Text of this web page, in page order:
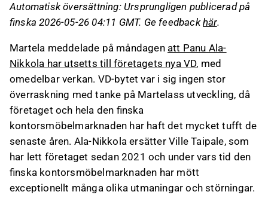
underlätta hans anpassning till den nya rollen.
Analytikern bedömer att Ala-Nikkolas
bakgrund gör honom väl lämpad att förbättra
Martelass resultat och hantera den ansträngda
balansräkningen.
Detta innehåll är skapat av AI. Du kan lämna feedback
om det på Inderesforum.
Automatisk översättning: Ursprungligen publicerad på
finska 2026-05-26 04:11 GMT. Ge feedbackhär.
Martela meddelade på måndagen att Panu Ala-
Nikkola har utsetts till företagets nya VD, med
omedelbar verkan. VD-bytet var i sig ingen stor
överraskning med tanke på Martelass utveckling, då
företaget och hela den finska
kontorsmöbelmarknaden har haft det mycket tufft de
senaste åren. Ala-Nikkola ersätter Ville Taipale, som
har lett företaget sedan 2021 och under vars tid den
finska kontorsmöbelmarknaden har mött
exceptionellt många olika utmaningar och störningar.